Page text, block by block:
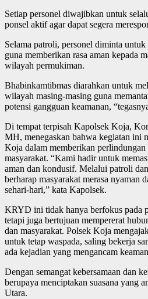
Setiap personel diwajibkan untuk
ponsel aktif agar dapat segera
Selama patroli, personel diminta
guna memberikan rasa aman kepada
wilayah permukiman.
Bhabinkamtibmas diarahkan untuk
wilayah masing-masing guna
potensi gangguan keamanan,
Di tempat terpisah Kapolsek Koja,
MH, menegaskan bahwa kegiatan ini
Koja dalam memberikan perlindungan
masyarakat. “Kami hadir untuk
aman dan kondusif. Melalui patroli
berharap masyarakat merasa nyaman
sehari-hari,” kata Kapolsek.
KRYD ini tidak hanya berfokus pada
tetapi juga bertujuan mempererat
dan masyarakat. Polsek Koja
untuk tetap waspada, saling bekerja
ada kejadian yang mengancam
Dengan semangat kebersamaan dan
berupaya menciptakan suasana yang
Utara.